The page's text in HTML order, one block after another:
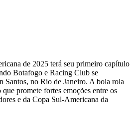
de 2025 terá seu primeiro capítulo
Botafogo e Racing Club se
Santos, no Rio de Janeiro. A bola rola
promete fortes emoções entre os
e da Copa Sul-Americana da